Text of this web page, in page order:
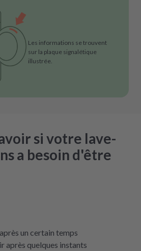
Les informations se trouvent
sur la plaque signalétique
illustrée.
si votre lave-
a besoin d'être
un certain temps
après quelques instants